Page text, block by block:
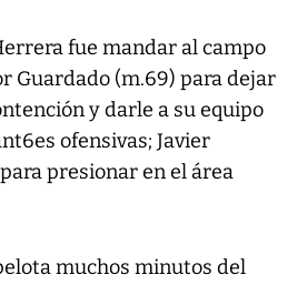
fue mandar al campo
Guardado (m.69) para dejar
y darle a su equipo
ofensivas; Javier
presionar en el área
muchos minutos del